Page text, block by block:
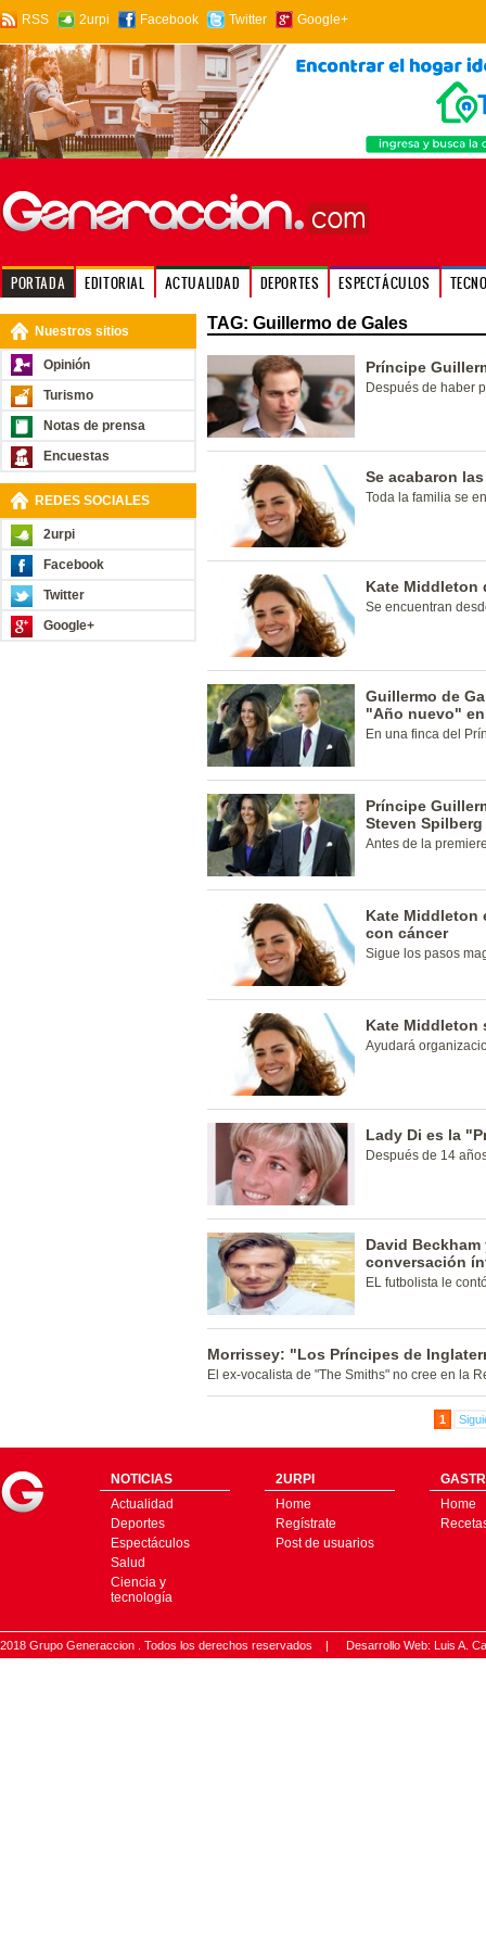
RSS 2urpi Facebook Twitter Google+
PORTADA EDITORIAL ACTUALIDAD DEPORTES ESPECTÁCULOS
Nuestros sitios
Opinión
Turismo
Notas de prensa
Encuestas
REDES SOCIALES
2urpi
Facebook
Twitter
Google+
TAG: Guillermo de Gales
Príncipe
Después de haber
Se acabaron
Toda la familia se
Kate Middleton
Se encuentran
Guillermo de
"Año nuevo"
En una finca del
Príncipe
Steven Spilberg
Antes de la
Kate Middleton
con cáncer
Sigue los pasos
Kate Middleton
Ayudará
Lady Di es la
Después de 14
David
conversación
EL futbolista le
Morrissey: "Los Príncipes de
El ex-vocalista de "The Smiths" no cree en la
1
NOTICIAS
Actualidad
Deportes
Espectáculos
Salud
Ciencia y
tecnología
2URPI
Home
Regístrate
Post de usuarios
Home
2018 Grupo Generaccion . Todos los derechos reservados | Desarrollo Web: Luis